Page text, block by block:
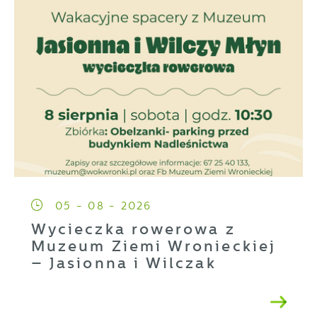
05 - 08 - 2026
Wycieczka rowerowa z
Muzeum Ziemi Wronieckiej
– Jasionna i Wilczak